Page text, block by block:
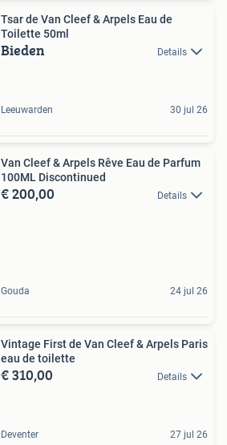
Tsar de Van Cleef & Arpels Eau de
Toilette 50ml
Bieden Details
Leeuwarden 30 jul 26
Van Cleef & Arpels Rêve Eau de Parfum
100ML Discontinued
€ 200,00 Details
Gouda 24 jul 26
Vintage First de Van Cleef & Arpels Paris
eau de toilette
€ 310,00 Details
Deventer 27 jul 26